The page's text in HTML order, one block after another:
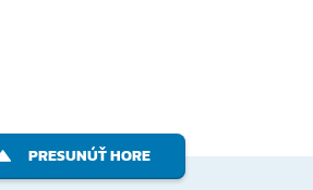
PRESUNÚŤ HORE